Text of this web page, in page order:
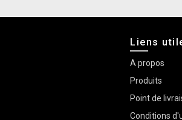
Liens
A propos
Produits
Point de
Conditions